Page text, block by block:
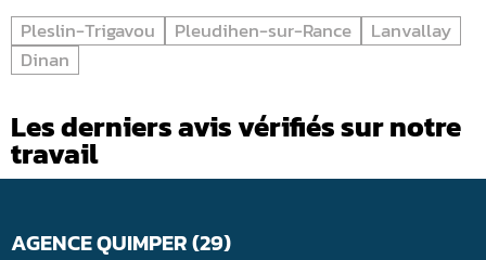
Pleslin-Trigavou
Pleudihen-sur-Rance
Lanvallay
Dinan
Les derniers avis vérifiés sur notre
travail
AGENCE QUIMPER (29)